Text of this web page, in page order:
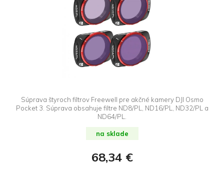
Súprava štyroch filtrov Freewell pre akčné kamery DJI Osmo
Pocket 3. Súprava obsahuje filtre ND8/PL, ND16/PL, ND32/PL a
ND64/PL.
na sklade
68,34 €